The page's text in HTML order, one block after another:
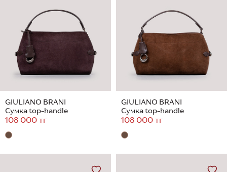
GIULIANO BRANI
Сумка top-handle
108 000 тг
GIULIANO BRANI
Сумка top-handle
108 000 тг